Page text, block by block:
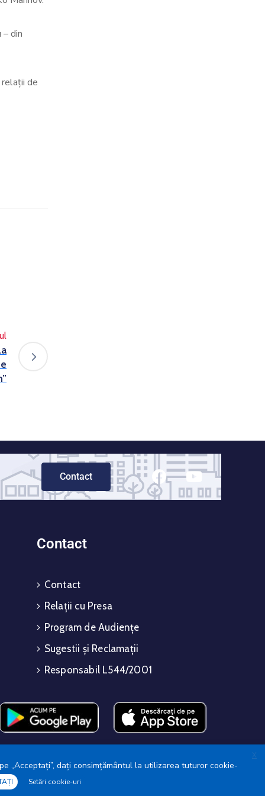
din
de
Contact
Contact
Contact
Relații cu Presa
Program de Audiențe
Sugestii și Reclamații
Responsabil L544/2001
X
„Acceptați”, dați consimțământul la utilizarea tuturor cookie-
Setări cookie-uri